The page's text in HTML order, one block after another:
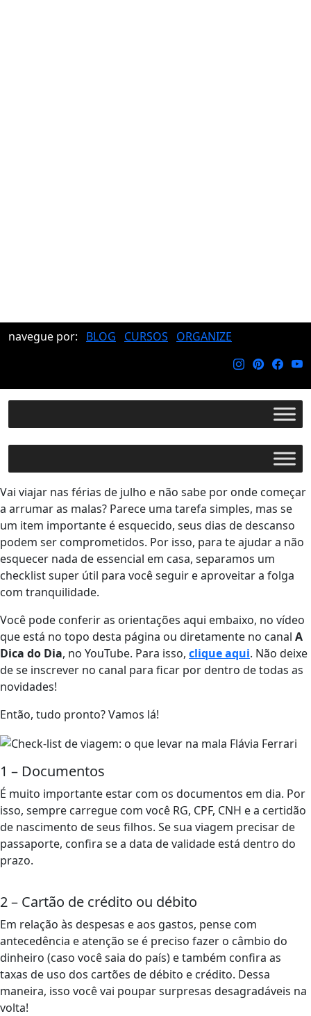
navegue por: BLOG CURSOS ORGANIZE
Vai viajar nas férias de julho e não sabe por onde começar
a arrumar as malas? Parece uma tarefa simples, mas se
um item importante é esquecido, seus dias de descanso
podem ser comprometidos. Por isso, para te ajudar a não
esquecer nada de essencial em casa, separamos um
checklist super útil para você seguir e aproveitar a folga
com tranquilidade.
Você pode conferir as orientações aqui embaixo, no vídeo
que está no topo desta página ou diretamente no canal A
Dica do Dia, no YouTube. Para isso, clique aqui. Não deixe
de se inscrever no canal para ficar por dentro de todas as
novidades!
Então, tudo pronto? Vamos lá!
1 – Documentos
É muito importante estar com os documentos em dia. Por
isso, sempre carregue com você RG, CPF, CNH e a certidão
de nascimento de seus filhos. Se sua viagem precisar de
passaporte, confira se a data de validade está dentro do
prazo.
2 – Cartão de crédito ou débito
Em relação às despesas e aos gastos, pense com
antecedência e atenção se é preciso fazer o câmbio do
dinheiro (caso você saia do país) e também confira as
taxas de uso dos cartões de débito e crédito. Dessa
maneira, isso você vai poupar surpresas desagradáveis na
volta!